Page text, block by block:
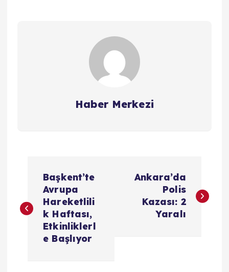
Haber Merkezi
z
Başkent’te
Avrupa
Hareketlili
k Haftası,
Etkinliklerl
e Başlıyor
Ankara’da
Polis
Kazası: 2
Yaralı